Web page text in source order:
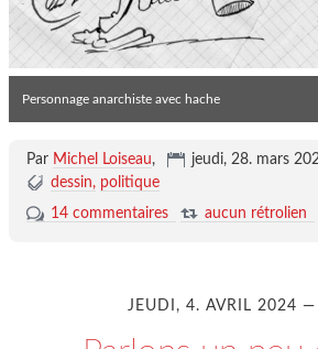
Personnage anarchiste avec hache
Par Michel Loiseau, jeudi, 28. mars
dessin
politique
14 commentaires
aucun rétrolien
JEUDI, 4. AVRIL 2024